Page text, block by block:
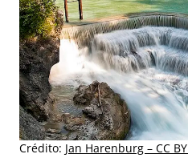
Crédito: Jan Harenburg – CC